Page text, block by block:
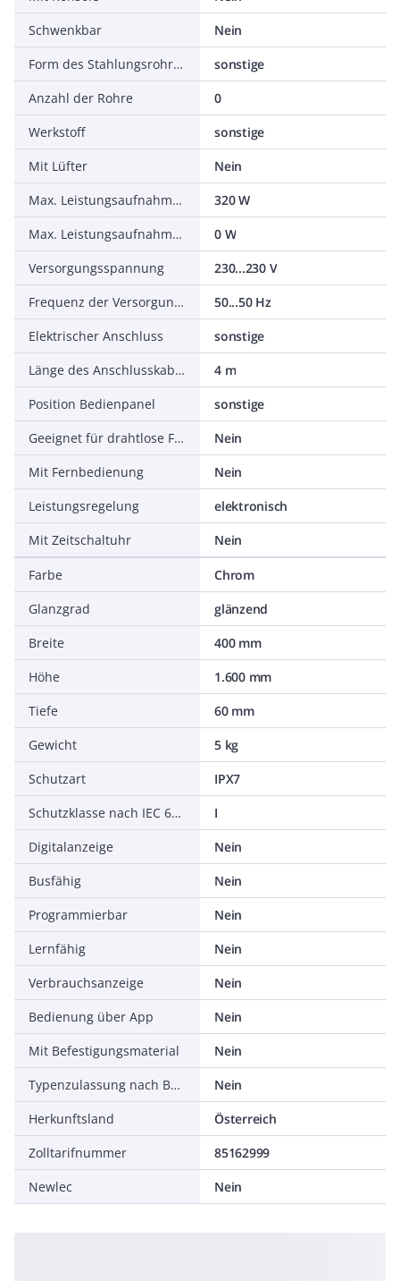
Schwenkbar
Nein
Form des Stahlungsrohres
sonstige
Anzahl der Rohre
0
Werkstoff
sonstige
Mit Lüfter
Nein
Max. Leistungsaufnahme elektrische Heizung
320 W
Max. Leistungsaufnahme der Lüfter
0 W
Versorgungsspannung
230...230 V
Frequenz der Versorgungsspannung
50...50 Hz
Elektrischer Anschluss
sonstige
Länge des Anschlusskabels
4 m
Position Bedienpanel
sonstige
Geeignet für drahtlose Fernbedienung
Nein
Mit Fernbedienung
Nein
Leistungsregelung
elektronisch
Mit Zeitschaltuhr
Nein
Farbe
Chrom
Glanzgrad
glänzend
Breite
400 mm
Höhe
1.600 mm
Tiefe
60 mm
Gewicht
5 kg
Schutzart
IPX7
Schutzklasse nach IEC 61140
I
Digitalanzeige
Nein
Busfähig
Nein
Programmierbar
Nein
Lernfähig
Nein
Verbrauchsanzeige
Nein
Bedienung über App
Nein
Mit Befestigungsmaterial
Nein
Typenzulassung nach BBR/EKS
Nein
Herkunftsland
Österreich
Zolltarifnummer
85162999
Newlec
Nein